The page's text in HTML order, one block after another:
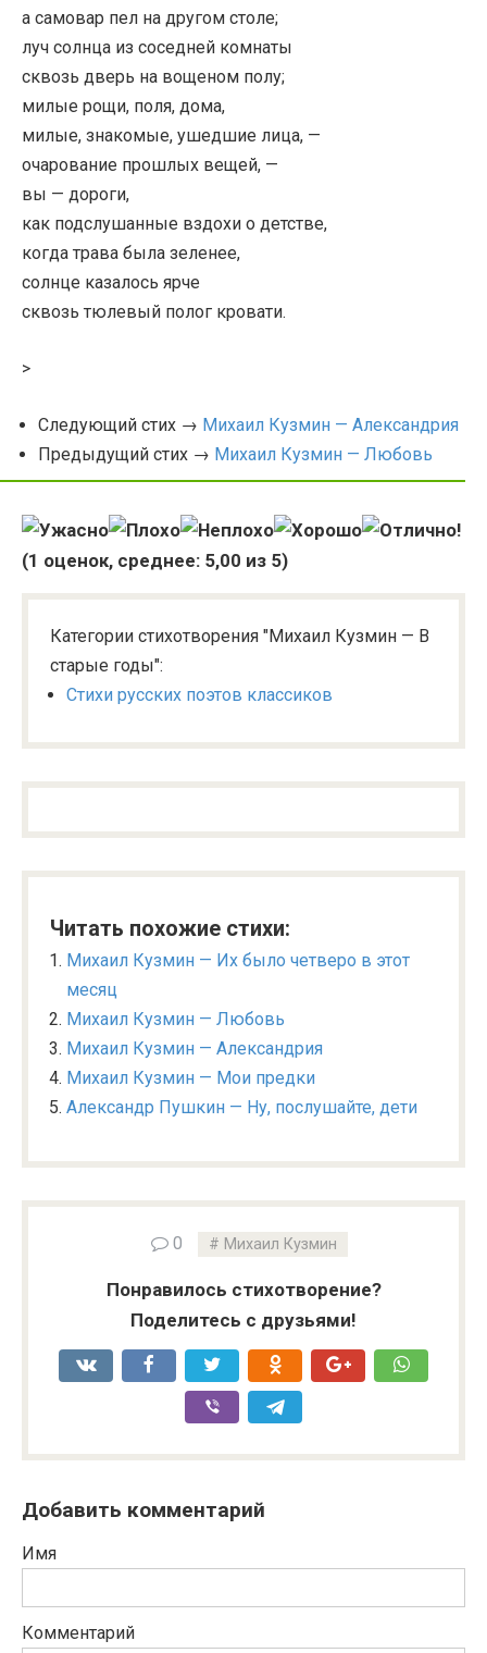
а самовар пел на другом столе;
луч солнца из соседней комнаты
сквозь дверь на вощеном полу;
милые рощи, поля, дома,
милые, знакомые, ушедшие лица, —
очарование прошлых вещей, —
вы — дороги,
как подслушанные вздохи о детстве,
когда трава была зеленее,
солнце казалось ярче
сквозь тюлевый полог кровати.
>
Следующий стих → Михаил Кузмин — Александрия
Предыдущий стих → Михаил Кузмин — Любовь
(1 оценок, среднее: 5,00 из 5)
Категории стихотворения "Михаил Кузмин — В
старые годы":
Стихи русских поэтов классиков
Читать похожие стихи:
Михаил Кузмин — Их было четверо в этот
месяц
Михаил Кузмин — Любовь
Михаил Кузмин — Александрия
Михаил Кузмин — Мои предки
Александр Пушкин — Ну, послушайте, дети
0 Михаил Кузмин
Понравилось стихотворение?
Поделитесь с друзьями!
Добавить комментарий
Имя
Комментарий